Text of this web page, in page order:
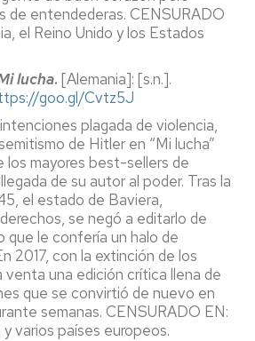
de entendederas. CENSURADO
el Reino Unido y los Estados
lucha. [Alemania]: [s.n.].
goo.gl/Cvtz5J
plagada de violencia,
de Hitler en “Mi lucha”
los mayores best-sellers de
de su autor al poder. Tras la
el estado de Baviera,
se negó a editarlo de
que le confería un halo de
2017, con la extinción de los
venta una edición crítica llena de
que se convirtió de nuevo en
semanas. CENSURADO EN:
varios países europeos.